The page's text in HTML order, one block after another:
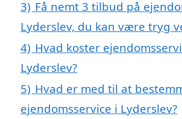
3) Få nemt 3 tilbud på
Lyderslev, du kan være tryg
4) Hvad koster
Lyderslev?
5) Hvad er med til at
ejendomsservice i Lyderslev?